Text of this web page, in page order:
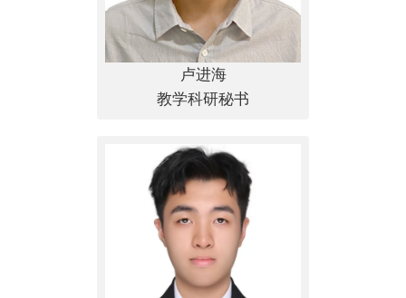
卢进海
教学科研秘书